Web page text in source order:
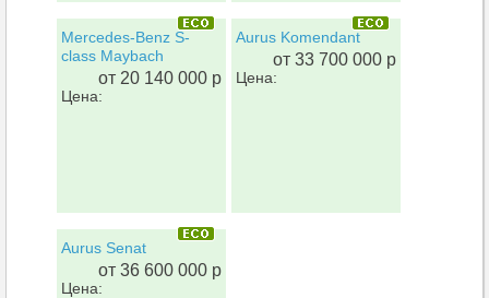
Mercedes-Benz S-
class Maybach
от 20 140 000 р
Цена:
Aurus Komendant
от 33 700 000 р
Цена:
Aurus Senat
от 36 600 000 р
Цена: